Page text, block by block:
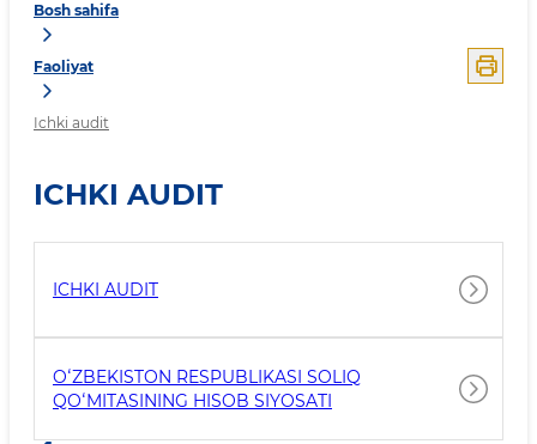
Bosh sahifa
Faoliyat
Ichki audit
ICHKI AUDIT
ICHKI AUDIT
OʻZBEKISTON RESPUBLIKASI SOLIQ
QOʻMITASINING HISOB SIYOSATI